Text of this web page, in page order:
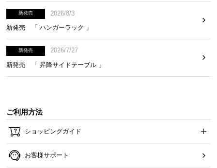
新発売
2026/8/3
新発売 「 ハンガーラック 」
新発売
2026/7/27
新発売 「 昇降サイドテーブル 」
ご利用方法
ショッピングガイド
お客様サポート